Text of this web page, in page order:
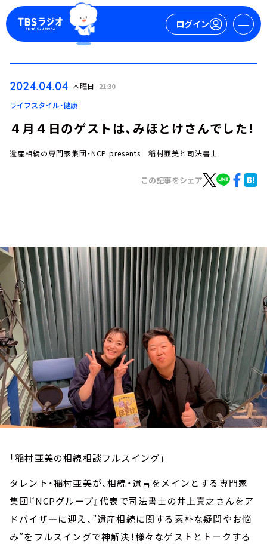
ログイン
ログイン
トピックス
TBS Podcast
お知らせ
イベント・グッズ
YouTube
会社情報
2024.04.04 木曜日 21:30
ライフスタイル・健康
４月４日のゲストは、みほとけさんでした！
遺産相続の専門家集団・NCP presents 稲村亜美と司法書士
この記事をシェア
「稲村亜美の相続相談フルスイング」
タレント・稲村亜美が、相続・遺言をメインとする専門家
集団『NCPグループ』代表で司法書士の井上真之さんをア
ドバイザ―に迎え、”遺産相続に関する素朴な疑問やお悩
み”をフルスイングで神解決！様々なゲストとトークする